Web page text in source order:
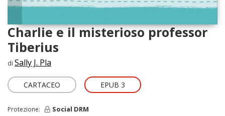
Charlie e il misterioso professor
Tiberius
di Sally J. Pla
CARTACEO EPUB 3
Protezione: Social DRM